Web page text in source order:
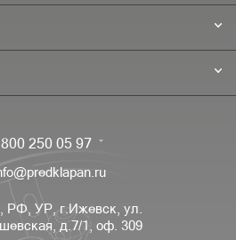
250 05 97
РФ, УР, г.Ижевск, ул.
д.7/1, оф. 309